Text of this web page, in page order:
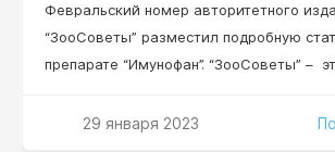
Февральский номер авторитетного
“ЗооСоветы” разместил подробную
препарате “Имунофан”. “ЗооСоветы” –
любителей домашних животных. В нем
29 января 2023